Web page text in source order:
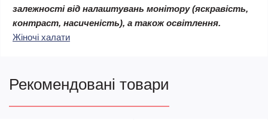
залежності від налаштувань монітору (яскравість,
контраст, насиченість), а також освітлення.
Жіночі халати
Рекомендовані товари